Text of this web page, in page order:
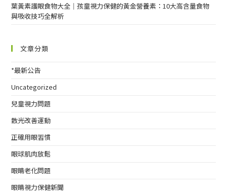
葉黃素護眼食物大全｜孩童視力保健的黃金營養素：10大高含量食物
與吸收技巧全解析
文章分類
*最新公告
Uncategorized
兒童視力問題
散光改善運動
正確用眼習慣
眼球肌肉放鬆
眼睛老化問題
眼睛視力保健新聞